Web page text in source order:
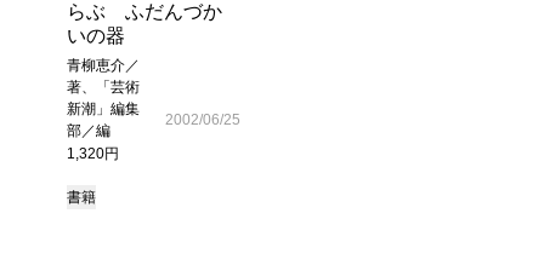
らぶ ふだんづか
いの器
青柳恵介／
著、「芸術
新潮」編集
部／編
1,320円
2002/06/25
書籍